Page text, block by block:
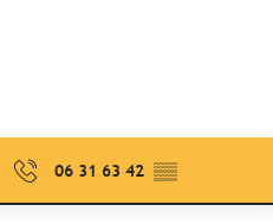
06 31 63 42 ▒▒